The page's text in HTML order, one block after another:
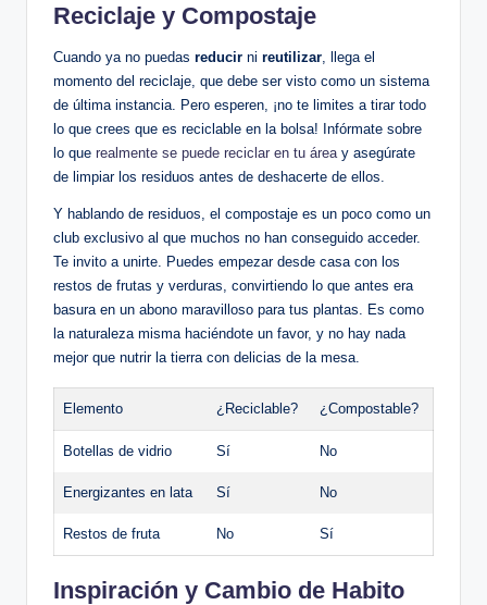
Reciclaje y Compostaje
Cuando ya no puedas reducir ni reutilizar , llega el
momento del reciclaje, que debe ser visto como un sistema
de última instancia. Pero esperen, ¡no te limites a tirar todo
lo que crees que es reciclable en la bolsa! Infórmate sobre
lo que realmente se puede reciclar en tu área y asegúrate
de limpiar los residuos antes de deshacerte de ellos.
Y hablando de residuos, el compostaje es un poco como un
club exclusivo al que muchos no han conseguido acceder.
Te invito a unirte. Puedes empezar desde casa con los
restos de frutas y verduras, convirtiendo lo que antes era
basura en un abono maravilloso para tus plantas. Es como
la naturaleza misma haciéndote un favor, y no hay nada
mejor que nutrir la tierra con delicias de la mesa.
Elemento ¿Reciclable? ¿Compostable?
Botellas de vidrio Sí No
Energizantes en lata Sí No
Restos de fruta No Sí
Inspiración y Cambio de Habito